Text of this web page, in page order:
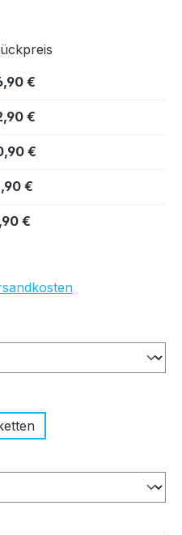
€
€
€
€
€